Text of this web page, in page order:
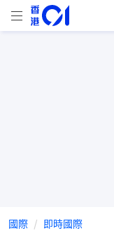
國際 即時國際